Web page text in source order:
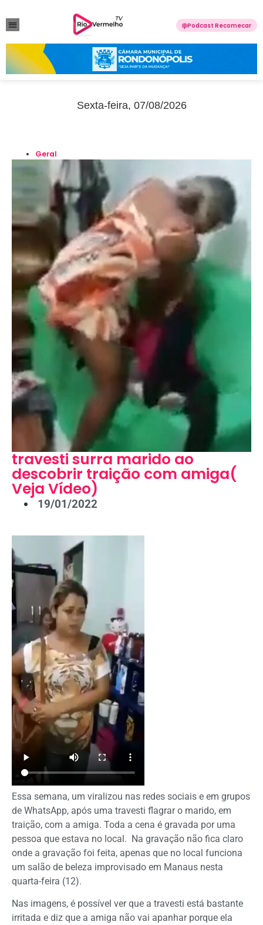
Podcast Recomecar
Sexta-feira, 07/08/2026
Geral
travesti surra marido ao
descobrir traição com amiga(
Veja Vídeo)
19/01/2022
Essa semana, um viralizou nas redes sociais e em grupos
de WhatsApp, após uma travesti flagrar o marido, em
traição, com a amiga. Toda a cena é gravada por uma
pessoa que estava no local. Na gravação não fica claro
onde a gravação foi feita, apenas que no local funciona
um salão de beleza improvisado em Manaus nesta
quarta-feira (12).
Nas imagens, é possível ver que a travesti está bastante
irritada e diz que a amiga não vai apanhar porque ela